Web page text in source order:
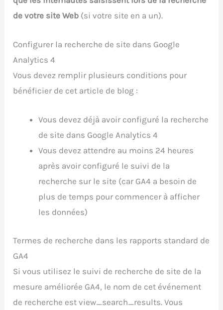
de votre site Web (si votre site en a un).
Configurer la recherche de site dans Google
Analytics 4
Vous devez remplir plusieurs conditions pour
bénéficier de cet article de blog :
Vous devez déjà avoir configuré la recherche
de site dans Google Analytics 4
Vous devez attendre au moins 24 heures
après avoir configuré le suivi de la
recherche sur le site (car GA4 a besoin de
plus de temps pour commencer à afficher
les données)
Termes de recherche dans les rapports standard de
GA4
Si vous utilisez le suivi de recherche de site de la
mesure améliorée GA4, le nom de cet événement
de recherche est view_search_results. Vous